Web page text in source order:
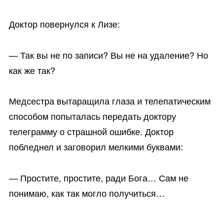
Доктор повернулся к Лизе:
— Так вы не по записи? Вы не на удаление? Но
как же так?
Медсестра вытаращила глаза и телепатическим
способом попыталась передать доктору
телеграмму о страшной ошибке. Доктор
побледнел и заговорил мелкими буквами:
— Простите, простите, ради Бога… Сам не
понимаю, как так могло получиться…